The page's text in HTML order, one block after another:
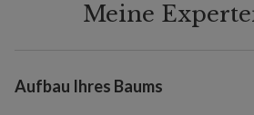
Meine
Aufbau Ihres Baums